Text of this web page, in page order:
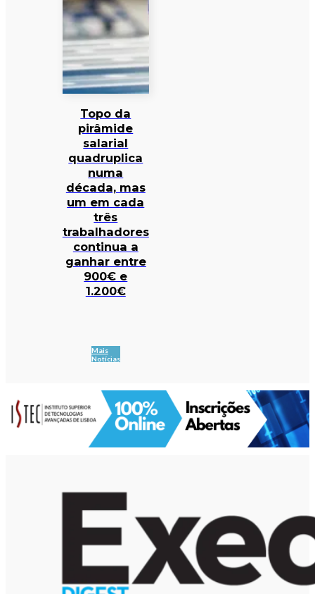
Topo da
pirâmide
salarial
quadruplica
numa
década, mas
um em cada
três
trabalhadores
continua a
ganhar entre
900€ e
1.200€
Mais
Notícias